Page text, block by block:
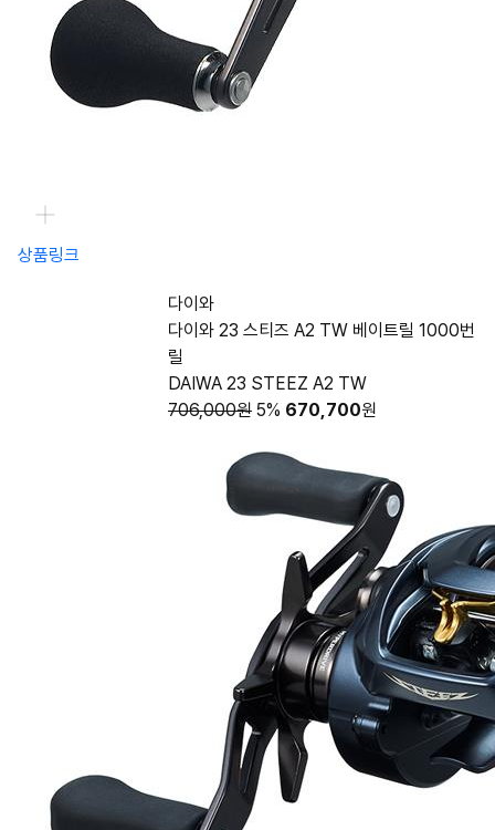
상품링크
다이와
다이와 23 스티즈 A2 TW 베이트릴 1000번
릴
DAIWA 23 STEEZ A2 TW
706,000원 5% 670,700원